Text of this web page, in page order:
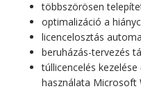
többszörösen
optimalizáció a
licencelosztás
beruházás-tervezés
túllicencelés
használata Microsoft